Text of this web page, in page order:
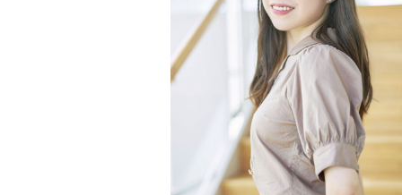
グッドスク
掲載のお問